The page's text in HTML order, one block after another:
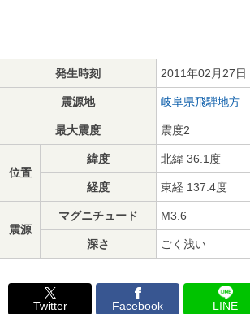
発生時刻 2011年02月27
震源地 岐阜県飛騨地方
最大震度 震度2
位置
緯度 北緯 36.1度
経度 東経 137.4度
震源
マグニチュード M3.6
深さ ごく浅い
Twitter Facebook LINE